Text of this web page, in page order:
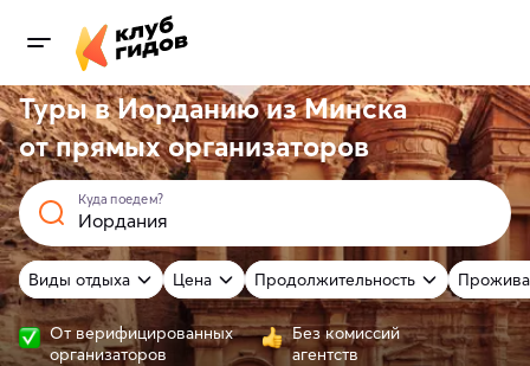
Туры в Иорданию из Минска
отпрямыхорганизаторов
Куда поедем?
Виды отдыха Цена Продолжительность
От верифицированных
организаторов
Без комиссий
агентств